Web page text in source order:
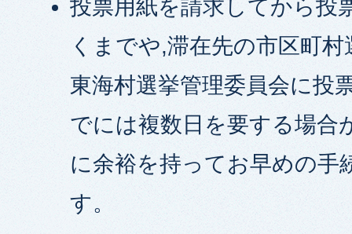
投票用紙を請求してから投
くまでや,滞在先の市区町
東海村選挙管理委員会に投
でには複数日を要する場合
に余裕を持ってお早めの手
す。